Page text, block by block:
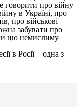
говорити про війну
в Україні, про
про військові
забувати про
цю немислиму
в Росії – одна з